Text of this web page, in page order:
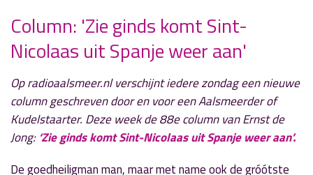
« Vorig nieuwsbericht
Sportuitslagen zaterdag 23 november
23 november 2024
» Volgend nieuwsbericht
Sportuitslagen zondag 24 november
24 november 2024
Column: 'Zie ginds komt Sint-
Nicolaas uit Spanje weer aan'
Op radioaalsmeer.nl verschijnt iedere zondag een nieuwe
column geschreven door en voor een Aalsmeerder of
Kudelstaarter. Deze week de 88e column van Ernst de
Jong:‘Zie ginds komt Sint-Nicolaas uit Spanje weer aan’.
De goedheiligman man, maar met name ook de gróótste